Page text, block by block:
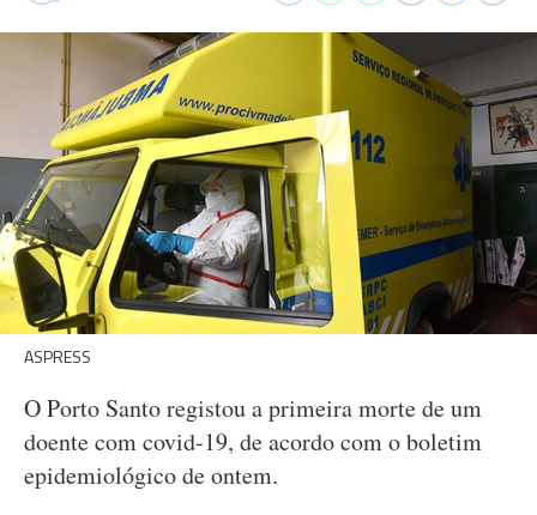
ASPRESS
O Porto Santo registou a primeira morte de um
doente com covid-19, de acordo com o boletim
epidemiológico de ontem.